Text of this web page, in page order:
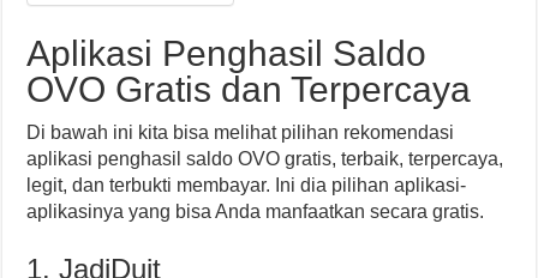
Aplikasi Penghasil Saldo
OVO Gratis dan Terpercaya
Di bawah ini kita bisa melihat pilihan rekomendasi
aplikasi penghasil saldo OVO gratis, terbaik, terpercaya,
legit, dan terbukti membayar. Ini dia pilihan aplikasi-
aplikasinya yang bisa Anda manfaatkan secara gratis.
1. JadiDuit